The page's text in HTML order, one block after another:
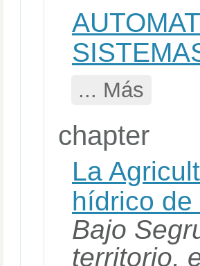
... Más
chapter
La
hídrico de
Bajo
territorio,